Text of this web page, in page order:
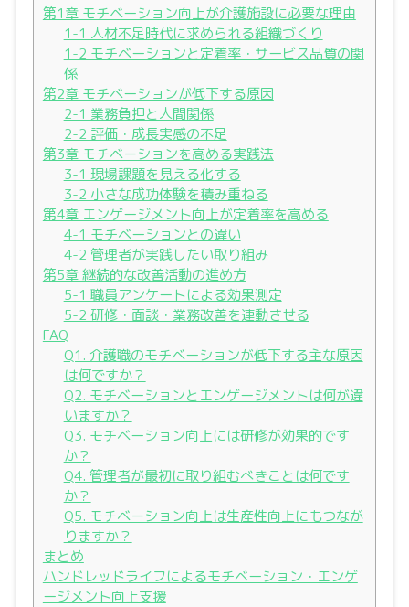
第1章 モチベーション向上が介護施設に必要な理由
1-1 人材不足時代に求められる組織づくり
1-2 モチベーションと定着率・サービス品質の関
係
第2章 モチベーションが低下する原因
2-1 業務負担と人間関係
2-2 評価・成長実感の不足
第3章 モチベーションを高める実践法
3-1 現場課題を見える化する
3-2 小さな成功体験を積み重ねる
第4章 エンゲージメント向上が定着率を高める
4-1 モチベーションとの違い
4-2 管理者が実践したい取り組み
第5章 継続的な改善活動の進め方
5-1 職員アンケートによる効果測定
5-2 研修・面談・業務改善を連動させる
FAQ
Q1. 介護職のモチベーションが低下する主な原因
は何ですか？
Q2. モチベーションとエンゲージメントは何が違
いますか？
Q3. モチベーション向上には研修が効果的です
か？
Q4. 管理者が最初に取り組むべきことは何です
か？
Q5. モチベーション向上は生産性向上にもつなが
りますか？
まとめ
ハンドレッドライフによるモチベーション・エンゲ
ージメント向上支援